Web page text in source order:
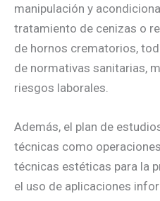
manipulación y
tratamiento de cenizas o
de hornos crematorios,
de normativas sanitarias,
riesgos laborales.
Además, el plan de
técnicas como
técnicas estéticas para la
el uso de aplicaciones